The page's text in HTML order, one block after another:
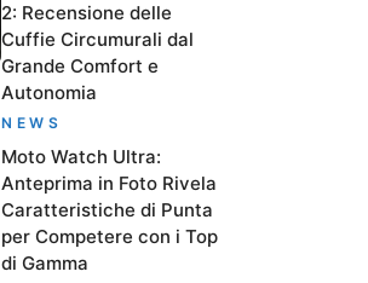
2: Recensione delle
Cuffie Circumurali dal
Grande Comfort e
Autonomia
NEWS
Moto Watch Ultra:
Anteprima in Foto Rivela
Caratteristiche di Punta
per Competere con i Top
di Gamma